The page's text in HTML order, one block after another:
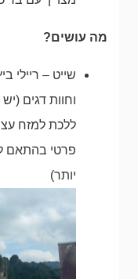
מה עושים?
שייט – ריילי
וחוות דגים
ללכת למזח
פרטי בהתאם
יותר)